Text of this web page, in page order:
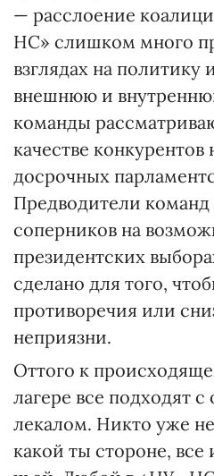
— расслоение
НС» слишком много
взглядах на политику
внешнюю и
команды
качестве
досрочных
Предводители команд
соперников на
президентских
сделано для того,
противоречия или
неприязни.
Оттого к
лагере все подходят
лекалом. Никто уже
какой ты стороне,